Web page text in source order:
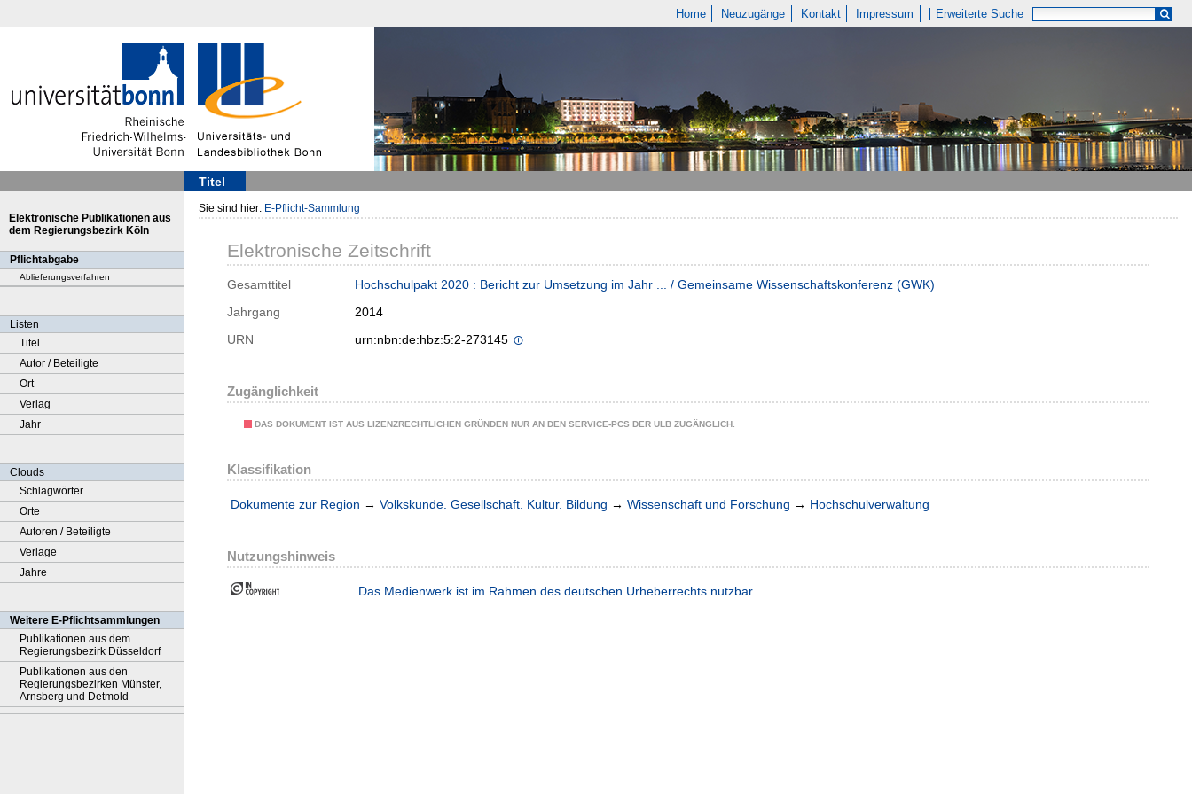
Home Neuzugänge Kontakt Impressum Erweiterte Suche
Titel
Elektronische Publikationen aus
dem Regierungsbezirk Köln
Pflichtabgabe
Ablieferungsverfahren
Listen
Titel
Autor / Beteiligte
Ort
Verlag
Jahr
Clouds
Schlagwörter
Orte
Autoren / Beteiligte
Verlage
Jahre
Weitere E-Pflichtsammlungen
Publikationen aus dem
Regierungsbezirk Düsseldorf
Publikationen aus den
Regierungsbezirken Münster,
Arnsberg und Detmold
Sie sind hier: E-Pflicht-Sammlung
Elektronische Zeitschrift
Gesamttitel
Hochschulpakt 2020 : Bericht zur Umsetzung im Jahr ... / Gemeinsame Wissenschaftskonferenz (GWK)
Jahrgang
2014
URN
urn:nbn:de:hbz:5:2-273145
Zugänglichkeit
DAS DOKUMENT IST AUS LIZENZRECHTLICHEN GRÜNDEN NUR AN DEN SERVICE-PCS DER ULB ZUGÄNGLICH.
Klassifikation
Dokumente zur Region → Volkskunde. Gesellschaft. Kultur. Bildung → Wissenschaft und Forschung → Hochschulverwaltung
Nutzungshinweis
Das Medienwerk ist im Rahmen des deutschen Urheberrechts nutzbar.